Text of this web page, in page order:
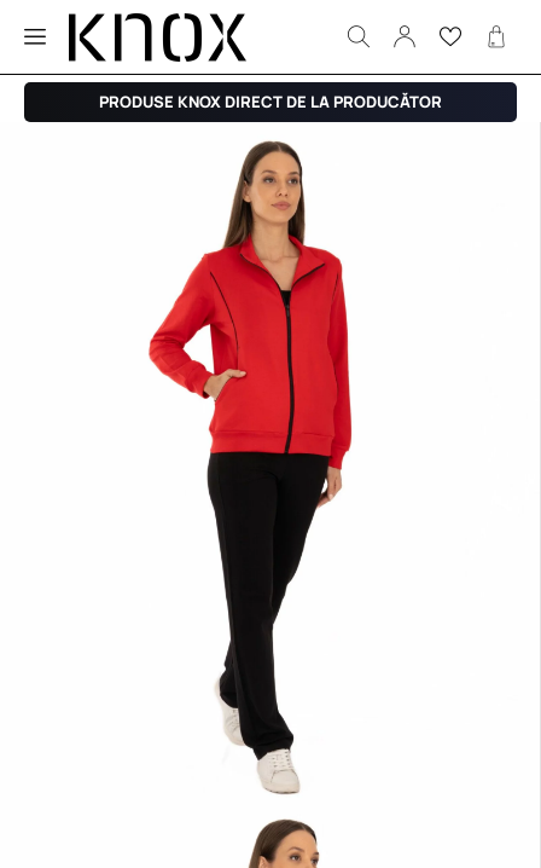
PRODUSE KNOX DIRECT DE LA PRODUCĂTOR